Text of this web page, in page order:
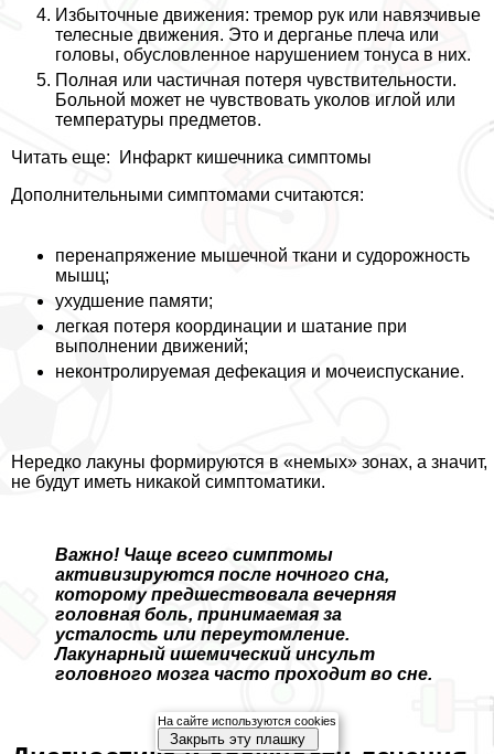
Избыточные движения: тремор рук или навязчивые
телесные движения. Это и дерганье плеча или
головы, обусловленное нарушением тонуса в них.
Полная или частичная потеря чувствительности.
Больной может не чувствовать уколов иглой или
температуры предметов.
Читать еще:
Инфаркт кишечника симптомы
Дополнительными симптомами считаются:
перенапряжение мышечной ткани и судорожность
мышц;
ухудшение памяти;
легкая потеря координации и шатание при
выполнении движений;
неконтролируемая дефекация и мочеиспускание.
Нередко лакуны формируются в «немых» зонах, а значит,
не будут иметь никакой симптоматики.
Важно! Чаще всего симптомы
активизируются после ночного сна,
которому предшествовала вечерняя
головная боль, принимаемая за
усталость или переутомление.
Лакунарный ишемический инсульт
головного мозга часто проходит во сне.
На сайте используются cookies
Закрыть эту плашку